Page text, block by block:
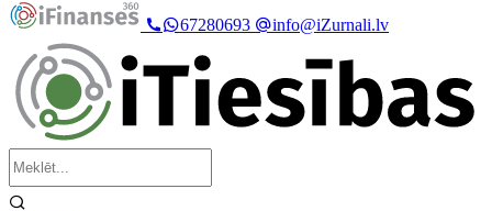
67280693
info@iZurnali.lv